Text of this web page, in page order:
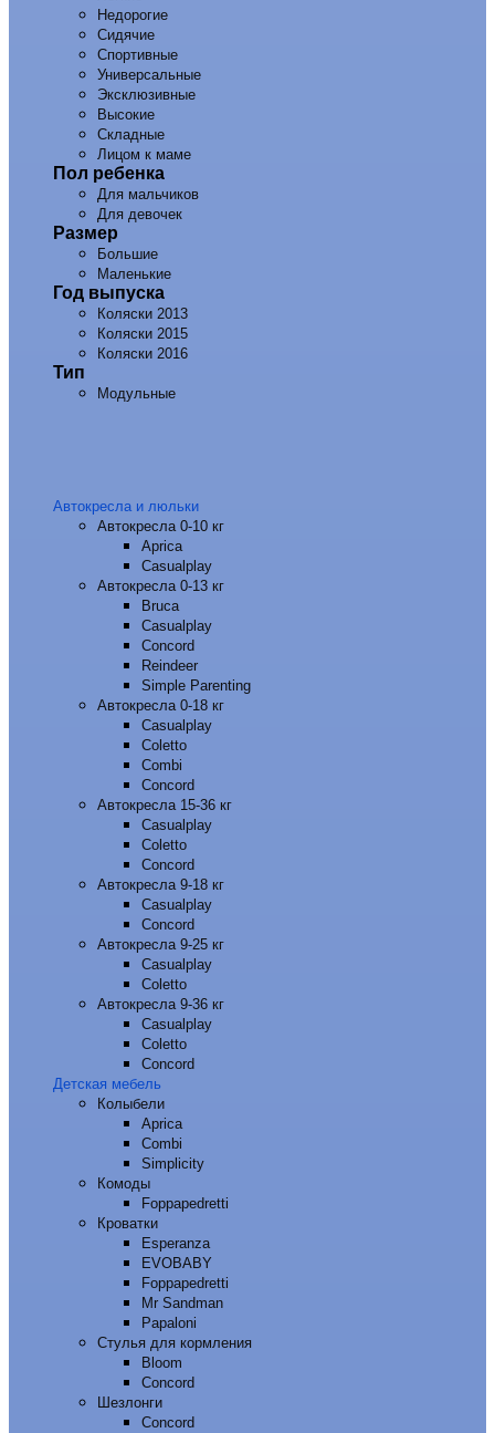
Недорогие
Сидячие
Спортивные
Универсальные
Эксклюзивные
Высокие
Складные
Лицом к маме
Пол ребенка
Для мальчиков
Для девочек
Размер
Большие
Маленькие
Год выпуска
Коляски 2013
Коляски 2015
Коляски 2016
Тип
Модульные
Автокресла и люльки
Автокресла 0-10 кг
Aprica
Casualplay
Автокресла 0-13 кг
Bruca
Casualplay
Concord
Reindeer
Simple Parenting
Автокресла 0-18 кг
Casualplay
Coletto
Combi
Concord
Автокресла 15-36 кг
Casualplay
Coletto
Concord
Автокресла 9-18 кг
Casualplay
Concord
Автокресла 9-25 кг
Casualplay
Coletto
Автокресла 9-36 кг
Casualplay
Coletto
Concord
Детская мебель
Колыбели
Aprica
Combi
Simplicity
Комоды
Foppapedretti
Кроватки
Esperanza
EVOBABY
Foppapedretti
Mr Sandman
Papaloni
Стулья для кормления
Bloom
Concord
Шезлонги
Concord